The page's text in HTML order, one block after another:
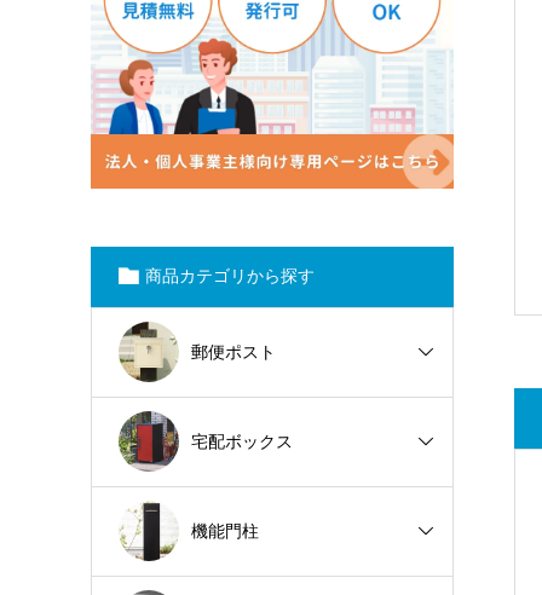
商品カテゴリから探す
郵便ポスト
宅配ボックス
機能門柱